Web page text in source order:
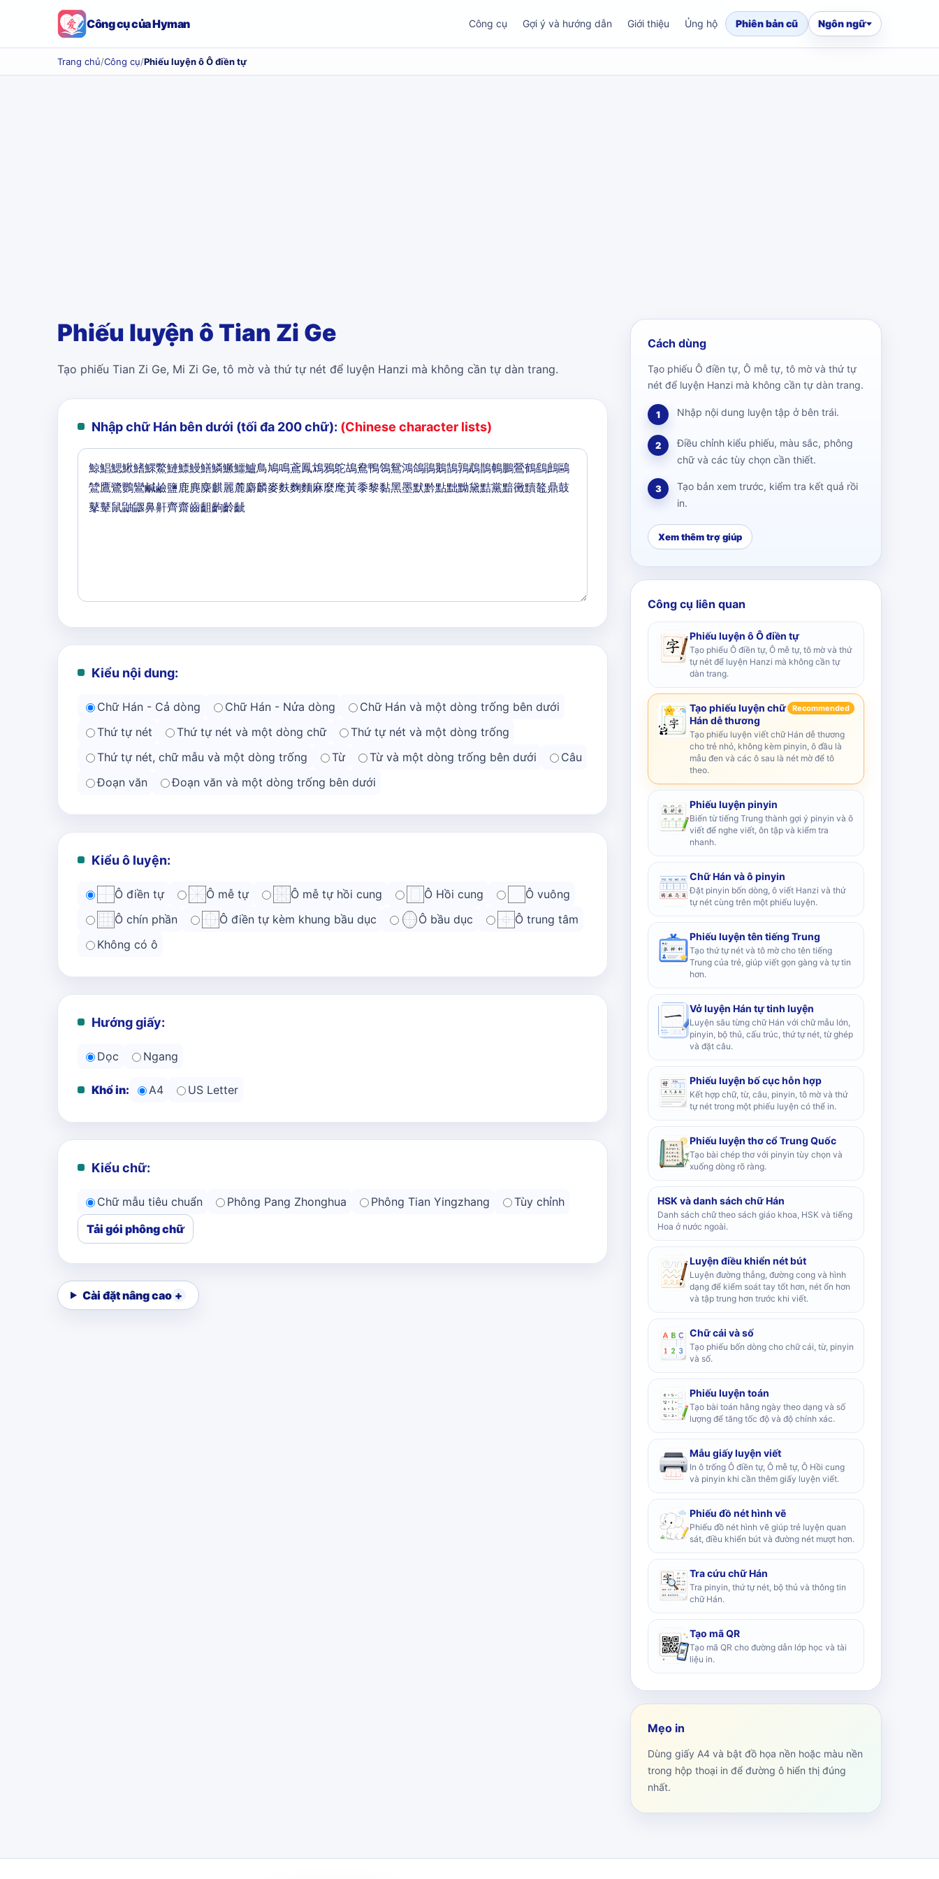
Công cụ của Hyman Công cụ Gợi ý và hướng dẫn Giới thiệu Ủng hộ Phiên bản cũ Ngôn ngữ
Trang chủ/Công cụ/Phiếu luyện ô Ô điền tự
Phiếu luyện ô Tian Zi Ge
Tạo phiếu Tian Zi Ge, Mi Zi Ge, tô mờ và thứ tự nét để luyện Hanzi mà không cần tự dàn trang.
Nhập chữ Hán bên dưới (tối đa 200 chữ): (Chinese character lists)
Kiểu nội dung:
Chữ Hán - Cả dòng Chữ Hán - Nửa dòng
Chữ Hán và một dòng trống bên dưới
Thứ tự nét
Thứ tự nét và một dòng chữ
Thứ tự nét và một dòng trống
Thứ tự nét, chữ mẫu và một dòng trống
Từ Từ và một dòng trống bên dưới
Câu
Đoạn văn
Đoạn văn và một dòng trống bên dưới
Kiểu ô luyện:
Ô điền tự Ô mễ tự Ô mễ tự hồi cung Ô Hồi cung
Ô vuông
Ô chín phần
Ô điền tự kèm khung bầu dục Ô bầu dục
Ô trung tâm
Không có ô
Hướng giấy:
Dọc Ngang
Khổ in: A4 US Letter
Kiểu chữ:
Chữ mẫu tiêu chuẩn Phông Pang Zhonghua Phông Tian Yingzhang
Tùy chỉnh
Tải gói phông chữ
Cài đặt nâng cao
Cách dùng
Tạo phiếu Ô điền tự, Ô mễ tự, tô mờ và thứ tự
nét để luyện Hanzi mà không cần tự dàn trang.
1 Nhập nội dung luyện tập ở bên trái.
2
Điều chỉnh kiểu phiếu, màu sắc, phông
chữ và các tùy chọn cần thiết.
3
Tạo bản xem trước, kiểm tra kết quả rồi
in.
Xem thêm trợ giúp
Công cụ liên quan
Phiếu luyện ô Ô điền tự
Tạo phiếu Ô điền tự, Ô mễ tự, tô mờ và thứ
tự nét để luyện Hanzi mà không cần tự
dàn trang.
Tạo phiếu luyện chữ
Hán dễ thương
Recommended
Tạo phiếu luyện viết chữ Hán dễ thương
cho trẻ nhỏ, không kèm pinyin, ô đầu là
mẫu đen và các ô sau là nét mờ để tô
theo.
Phiếu luyện pinyin
Biến từ tiếng Trung thành gợi ý pinyin và ô
viết để nghe viết, ôn tập và kiểm tra
nhanh.
Chữ Hán và ô pinyin
Đặt pinyin bốn dòng, ô viết Hanzi và thứ
tự nét cùng trên một phiếu luyện.
Phiếu luyện tên tiếng Trung
Tạo thứ tự nét và tô mờ cho tên tiếng
Trung của trẻ, giúp viết gọn gàng và tự tin
hơn.
Vở luyện Hán tự tinh luyện
Luyện sâu từng chữ Hán với chữ mẫu lớn,
pinyin, bộ thủ, cấu trúc, thứ tự nét, từ ghép
và đặt câu.
Phiếu luyện bố cục hỗn hợp
Kết hợp chữ, từ, câu, pinyin, tô mờ và thứ
tự nét trong một phiếu luyện có thể in.
Phiếu luyện thơ cổ Trung Quốc
Tạo bài chép thơ với pinyin tùy chọn và
xuống dòng rõ ràng.
HSK và danh sách chữ Hán
Danh sách chữ theo sách giáo khoa, HSK và tiếng
Hoa ở nước ngoài.
Luyện điều khiển nét bút
Luyện đường thẳng, đường cong và hình
dạng để kiểm soát tay tốt hơn, nét ổn hơn
và tập trung hơn trước khi viết.
Chữ cái và số
Tạo phiếu bốn dòng cho chữ cái, từ, pinyin
và số.
Phiếu luyện toán
Tạo bài toán hằng ngày theo dạng và số
lượng để tăng tốc độ và độ chính xác.
Mẫu giấy luyện viết
In ô trống Ô điền tự, Ô mễ tự, Ô Hồi cung
và pinyin khi cần thêm giấy luyện viết.
Phiếu đồ nét hình vẽ
Phiếu đồ nét hình vẽ giúp trẻ luyện quan
sát, điều khiển bút và đường nét mượt hơn.
Tra cứu chữ Hán
Tra pinyin, thứ tự nét, bộ thủ và thông tin
chữ Hán.
Tạo mã QR
Tạo mã QR cho đường dẫn lớp học và tài
liệu in.
Mẹo in
Dùng giấy A4 và bật đồ họa nền hoặc màu nền
trong hộp thoại in để đường ô hiển thị đúng
nhất.